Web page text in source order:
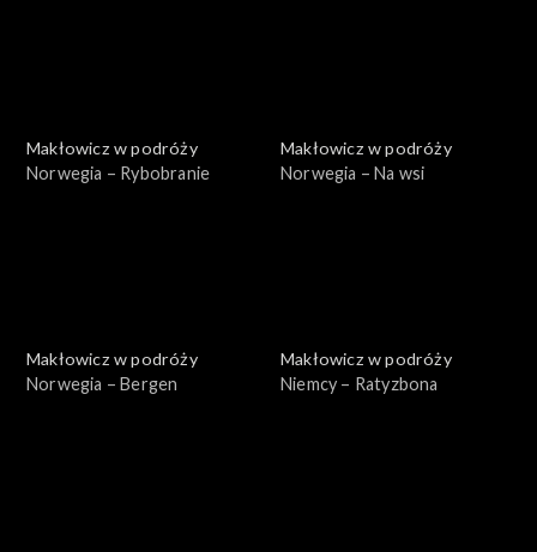
Makłowicz w podróży
Norwegia – Rybobranie
Makłowicz w podróży
Norwegia – Na wsi
Makłowicz w podróży
Norwegia – Bergen
Makłowicz w podróży
Niemcy – Ratyzbona